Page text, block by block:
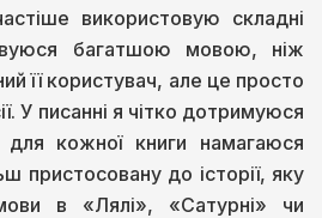
використовую складні
багатшою мовою, ніж
її користувач, але це просто
У писанні я чітко дотримуюся
кожної книги намагаюся
пристосовану до історії, яку
в «Лялі», «Сатурні» чи